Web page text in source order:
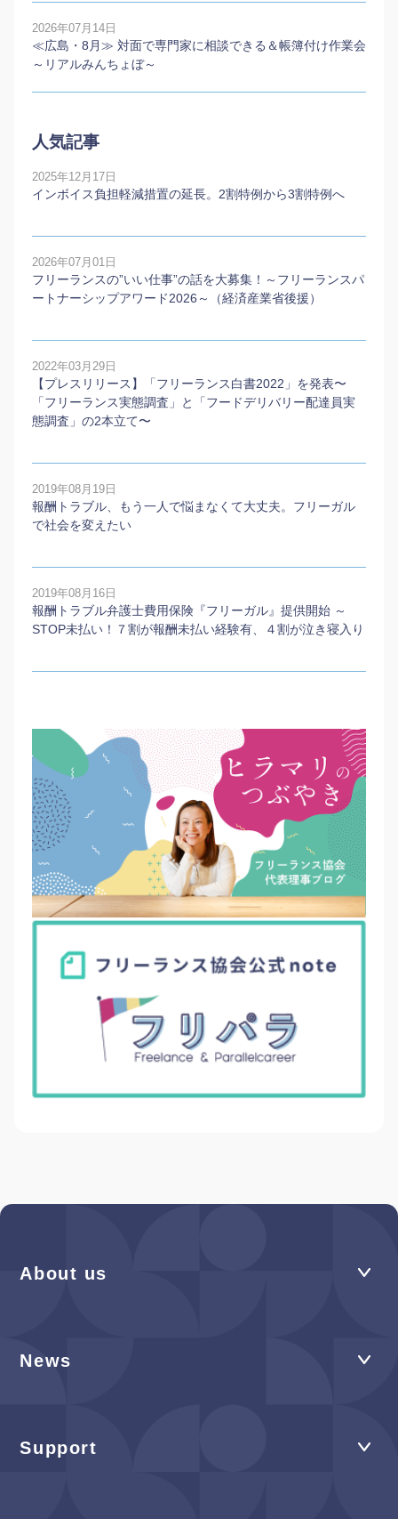
2026年07月14日
≪広島・8月≫ 対面で専門家に相談できる＆帳簿付け作業会
～リアルみんちょぼ～
人気記事
2025年12月17日
インボイス負担軽減措置の延長。2割特例から3割特例へ
2026年07月01日
フリーランスの”いい仕事”の話を大募集！～フリーランスパ
ートナーシップアワード2026～（経済産業省後援）
2022年03月29日
【プレスリリース】「フリーランス白書2022」を発表〜
「フリーランス実態調査」と「フードデリバリー配達員実
態調査」の2本⽴て〜
2019年08月19日
報酬トラブル、もう一人で悩まなくて大丈夫。フリーガル
で社会を変えたい
2019年08月16日
報酬トラブル弁護士費用保険『フリーガル』提供開始 ～
STOP未払い！７割が報酬未払い経験有、４割が泣き寝入り
About us
News
Support